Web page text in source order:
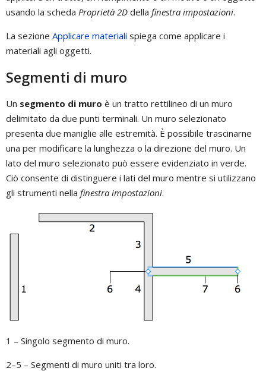
usando la scheda Proprietà 2D della finestra impostazioni.
La sezione Applicare materiali spiega come applicare i
materiali agli oggetti.
Segmenti di muro
Un segmento di muro è un tratto rettilineo di un muro
delimitato da due punti terminali. Un muro selezionato
presenta due maniglie alle estremità. È possibile trascinarne
una per modificare la lunghezza o la direzione del muro. Un
lato del muro selezionato può essere evidenziato in verde.
Ciò consente di distinguere i lati del muro mentre si utilizzano
gli strumenti nella finestra impostazioni.
1 – Singolo segmento di muro.
2–5 – Segmenti di muro uniti tra loro.